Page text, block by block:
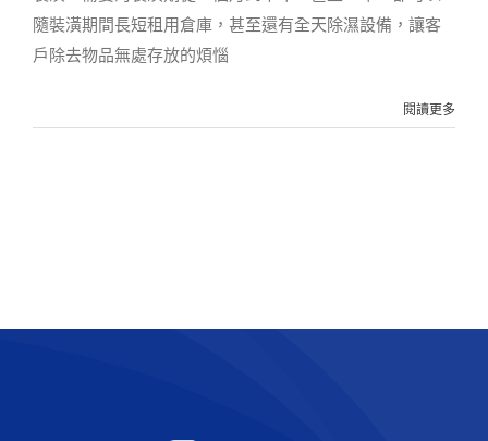
隨裝潢期間長短租用倉庫，甚至還有全天除濕設備，讓客
戶除去物品無處存放的煩惱
閱讀更多